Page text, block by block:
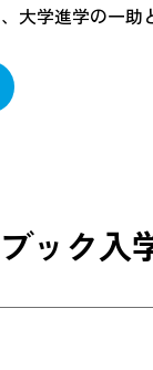
大学進学の一助
ック入